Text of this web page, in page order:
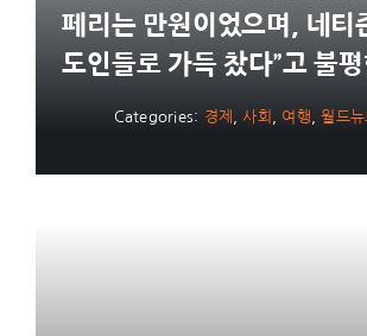
페리는 만원이었으며, 네티
도인들로 가득 찼다”고 불평
Categories: 경제 ,사회 여행 ,월드뉴